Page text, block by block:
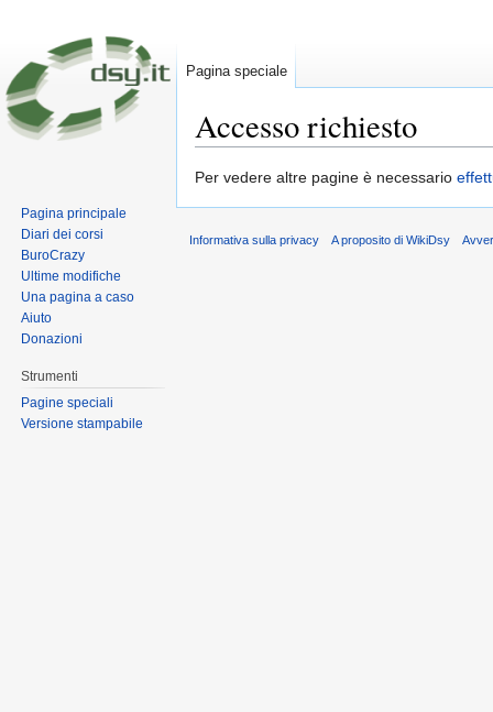
Accesso richiesto
Per vedere altre pagine è necessario
Pagina speciale
Pagina principale
Diari dei corsi
BuroCrazy
Ultime modifiche
Una pagina a caso
Aiuto
Donazioni
Strumenti
Pagine speciali
Versione stampabile
Informativa sulla privacy A proposito di WikiDsy